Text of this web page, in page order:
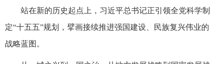
站在新的历史起点上，习近平总书记正引领全党科学制
定“十五五”规划，擘画接续推进强国建设、民族复兴伟业的
战略蓝图。